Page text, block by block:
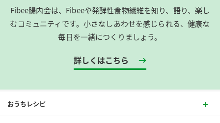
Fibee腸内会は、​Fibeeや発酵性食物繊維を知り、語り、楽し
むコミュニティです。​小さなしあわせを感じられる、健康な
毎日を一緒につくりましょう。
詳しくはこちら
おうちレシピ